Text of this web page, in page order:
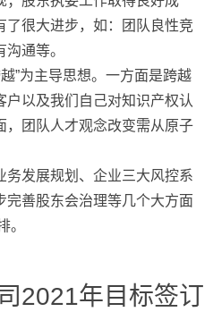
了很大进步，如：团队良性竞
通等。
”为主导思想。一方面是跨越
以及我们自己对知识产权认
，团队人才观念改变需从原子
务发展规划、企业三大风控系
善股东会治理等几个大方面
。
2021年目标签订